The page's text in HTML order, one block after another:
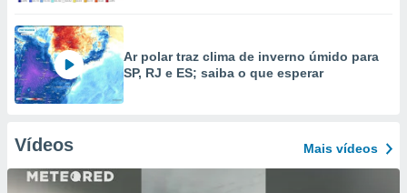
Ar polar traz clima de inverno úmido para
SP, RJ e ES; saiba o que esperar
Vídeos Mais vídeos